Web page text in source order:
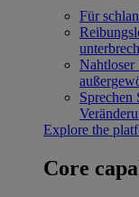
Für
Sprechen
Explore the
Core